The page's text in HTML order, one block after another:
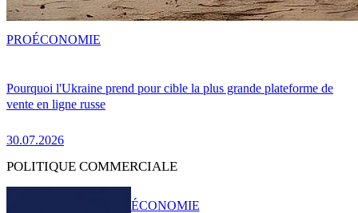
Pourquoi l'Ukraine prend pour cible la plus grande plateforme de
vente en ligne russe
30.07.2026
PROÉCONOMIE
POLITIQUE COMMERCIALE
ÉCONOMIE